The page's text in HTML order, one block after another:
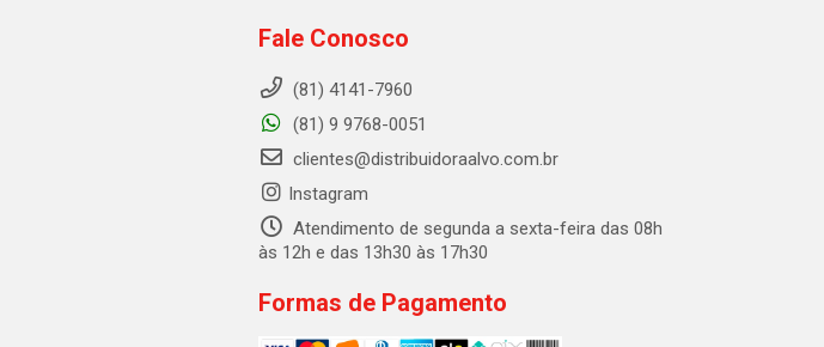
Fale Conosco
(81) 4141-7960
(81) 9 9768-0051
clientes@distribuidoraalvo.com.br
Instagram
Atendimento de segunda a sexta-feira das 08h
às 12h e das 13h30 às 17h30
Formas de Pagamento